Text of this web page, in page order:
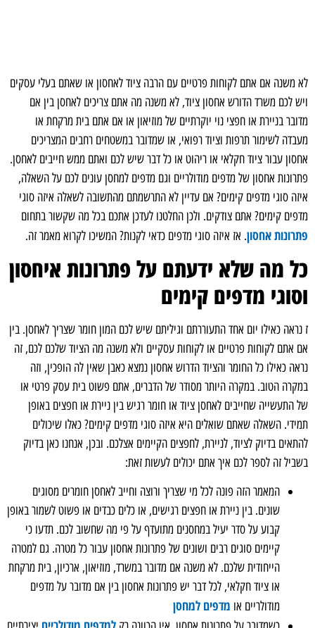
לא משנה אם אתם לקוחות פרטיים עם הרבה ציוד לאחסון או שאתם בעלי עסקים
ויש לכם משרד הדורש אחסון ציוד, לא משנה מה אתם צריכים לאחסן בין אם
מדובר בניירת או חפצי נוי יוקרתיים של מוזיאון או אם אתם בית מרקחת או
מעבדה לשימור תרפות וציוד רפואי, או שמדובר במשטחים רחבים המצריכים
אחסון עבור ציוד חקלאי או ריהוט או כל דבר שיש לכם ואתם ממש חייבים לאחסן.
פתרונות אחסון של מדפים מודולריים וגם מדפים למחסן עונים לכם על השאלה,
איזה סוגי מדפים קימים? אם עדיין לא התרשמתם מהתשובה לשאלה איזה סוגי
מדפים קימים? אתם צודקים. ולכן החלטנו לעדכן אתכם בכל מה שקשור בתחום
פתרונות אחסון. אז איזה סוגי מדפים כדאי לקנות? המשיכו לקרוא מאמר זה.
כל מה שלא ידעתם על פתרונות איחסון
וסוגי מדפים קימים
ז נראה כאילו יום אחד התעוררתם וגיליתם שיש לכם המון חומר שצריך לאחסן. בין
אם אתם לקוחות פרטיים או לקוחות עסקיים ולא משנה מה הציוד שלכם לכם, זה
נראה כאילו כל החומר והציוד הדרוש אחסון נמצא כאבן שאין לה הופכין, וזה
במקרה הטוב. במקרה היותר מסודר של הדברים, אתם פשוט בית עסק פרטי או
של התעשייה שחייבים לאחסן ציוד או חומר רגיש בין ניירת או חפצים באופן
תמידי. השאלה שאתם שואלים היא איזה סוגי מדפים קימים? כאלו שיכולים
להתאים בדיוק לציוד, לניירת, לחפצים הקיימים אצלכם. ובכן, אנחנו כאן בדיוק
בשביל זה לספר לכם איך אתם יכולים לעשות זאת:
המאמר הזה פונה לכל מי שצריך ורוצה וחייב לאחסן חומרים מסוגים
שונים. בין ניירת או חפצים רגישים, או כלים כבדים או פשוט לשמור באופן
קבוע על סדר יעיל במחסנים מתועדף על פי מה שחשוב לכם. תדעו כי
קיימים סוגים רבים ושונים של פתרונות אחסון עבור כל מטרה. גם למטרה
הייחודית שלכם. לא משנה אם מדובר במשרד, מוזיאון, ארכיון, בית מרקחת
או ציוד חקלאי, לכל דבר יש פתרונות אחסון בין אם מדובר על מדפים
מודולריים או מדפים למחסן